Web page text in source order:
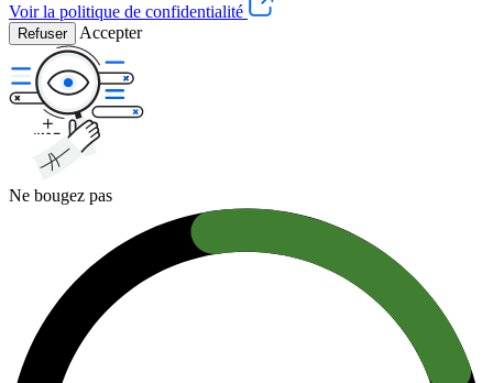
Voir la politique de confidentialité
Refuser Accepter
Ne bougez pas